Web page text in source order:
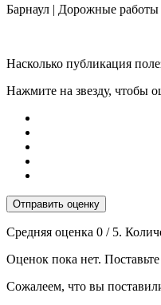
Барнаул | Дорожные работы
Насколько публикация
Нажмите на звезду, чтобы
Отправить оценку
Средняя оценка 0 / 5.
Оценок пока нет.
Сожалеем, что вы